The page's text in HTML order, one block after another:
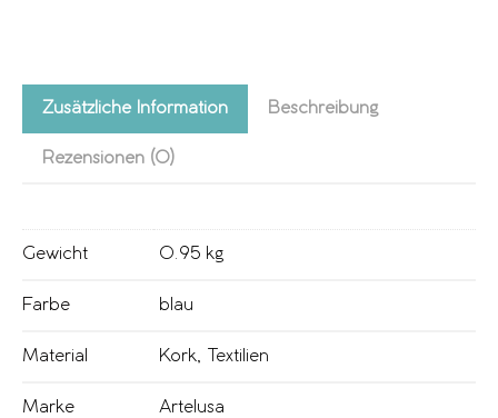
Zusätzliche Information Beschreibung
Rezensionen (0)
Gewicht 0.95 kg
Farbe blau
Material Kork, Textilien
Marke Artelusa